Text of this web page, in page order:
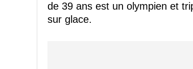
de 39 ans est un olympien et
sur glace.